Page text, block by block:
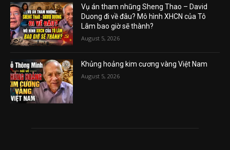
Vụ án tham nhũng Sheng Thao – David
Duong đi về đâu? Mô hình XHCN của Tô
Lâm bao giờ sẽ thành?
August 5, 2026
Khủng hoảng kim cương vàng Việt Nam
August 5, 2026